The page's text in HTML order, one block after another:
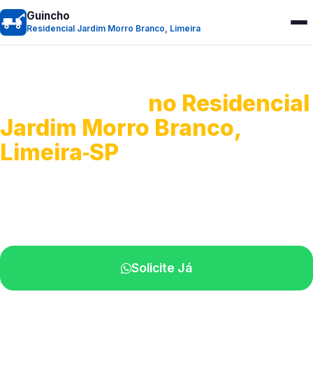
Guincho
Residencial Jardim Morro Branco, Limeira
no Residencial
Jardim Morro Branco,
Limeira‑SP
Solicite Já